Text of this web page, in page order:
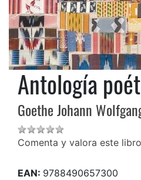
Antología
Goethe Johann
Comenta y valora este libro
EAN: 9788490657300